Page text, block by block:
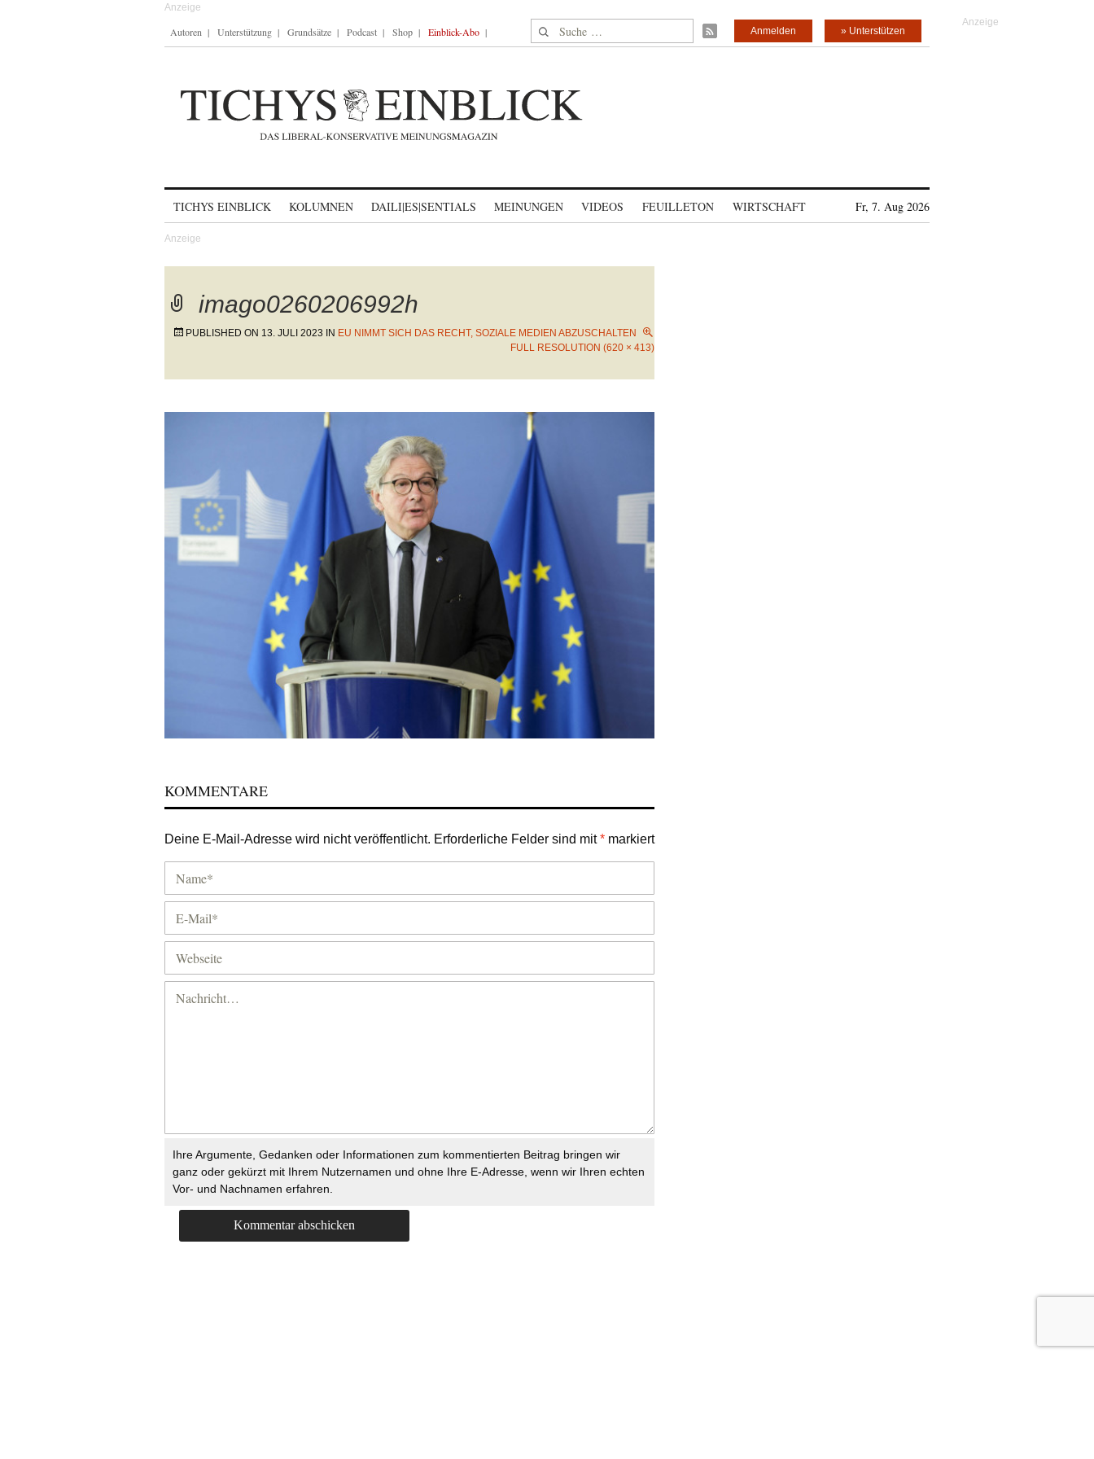
Autoren Unterstützung Grundsätze Podcast Shop Einblick-Abo Suche nach: » Unterstützen
Anmelden
TICHYS EINBLICK KOLUMNEN DAILI|ES|SENTIALS MEINUNGEN VIDEOS FEUILLETON WIRTSCHAFT Fr, 7. Aug 2026
imago0260206992h
PUBLISHED ON 13. JULI 2023 IN EU NIMMT SICH DAS RECHT, SOZIALE MEDIEN ABZUSCHALTEN
FULL RESOLUTION (620 × 413)
KOMMENTARE
Deine E-Mail-Adresse wird nicht veröffentlicht. Erforderliche Felder sind mit* markiert
Ihre Argumente, Gedanken oder Informationen zum kommentierten Beitrag bringen wir
ganz oder gekürzt mit Ihrem Nutzernamen und ohne Ihre E-Adresse, wenn wir Ihren echten
Vor- und Nachnamen erfahren.